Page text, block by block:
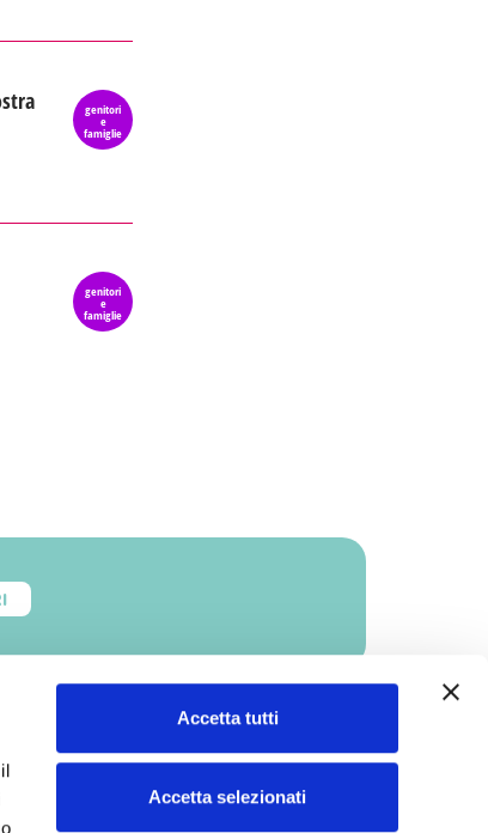
Accetta tutti
Accetta selezionati
genitori
e
famiglie
genitori
e
famiglie